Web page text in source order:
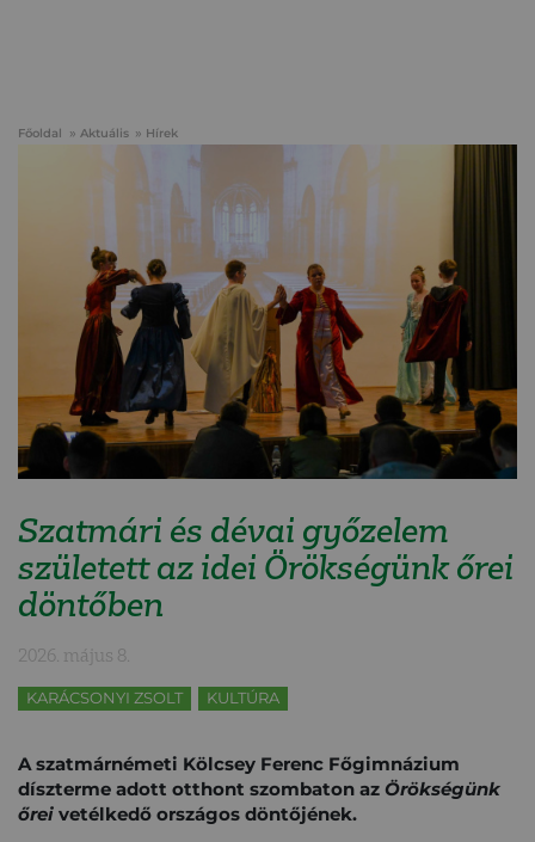
Főoldal Aktuális Hírek
Szatmári és dévai győzelem
született az idei Örökségünk őrei
döntőben
2026. május 8.
KARÁCSONYI ZSOLT KULTÚRA
A szatmárnémeti Kölcsey Ferenc Főgimnázium
díszterme adott otthont szombaton az Örökségünk
őrei vetélkedő országos döntőjének.